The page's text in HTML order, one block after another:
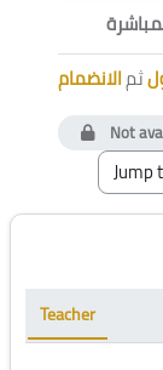
ثمالانضمام
Not
Blocks
Skip [Cocoon]
Teacher